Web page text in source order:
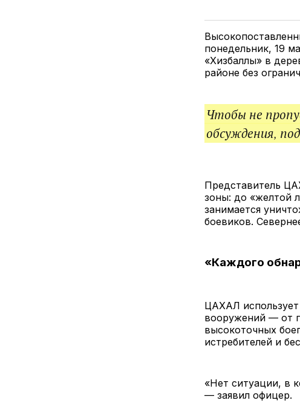
понедельник, 19
«Хизбаллы» в
районе без
Чтобы не
обсуждения,
Представитель
зоны: до «желтой
занимается
боевиков.
«Каждого
ЦАХАЛ
вооружений — от
высокоточных
истребителей и
«Нет ситуации, в
— заявил офицер.